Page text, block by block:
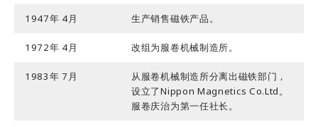
信息办公室 开发环境
工作机会
測試要求
1947年 4月 生产销售磁铁产品。
1972年 4月 改组为服卷机械制造所。
1983年 7月
从服卷机械制造所分离出磁铁部门，
设立了Nippon Magnetics Co.Ltd。
服卷庆治为第一任社长。